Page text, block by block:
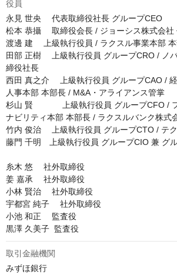
役員
永見 世央 　代表取締役社長 グループCEO
松本 恭攝 　取締役会長 / ジョーシス株式会社
渡邊 建 　上級執行役員 / ラクスル事業本部
田部 正樹 　上級執行役員 グループCRO / ノ
締役社長
西田 真之介 　上級執行役員 グループCAO /
人事本部 本部長 / M&A・アライアンス管掌
杉山 賢 　        上級執行役員 グループCFO /
ナビリティ本部 本部長 / ラクスルバンク株式
竹内 俊治 　上級執行役員 グループCTO / テ
藤門 千明　上級執行役員 グループCIO 兼 グ
糸木 悠 　社外取締役
姜 嘉承 　社外取締役
小林 賢治 　社外取締役
宇都宮 純子 　社外取締役
小池 和正 　監査役
黒澤 久美子  監査役
取引金融機関
みずほ銀行